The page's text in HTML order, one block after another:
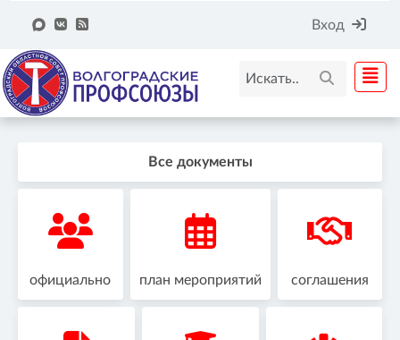
Вход
Все документы
официально план мероприятий соглашения